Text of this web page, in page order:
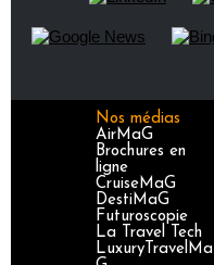
Nos médias
AirMaG
Brochures en
ligne
CruiseMaG
DestiMaG
Futuroscopie
La Travel Tech
LuxuryTravelMa